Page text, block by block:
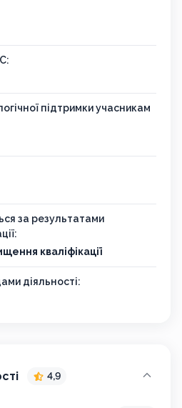
підтримки учасникам
за результатами
кваліфікації
діяльності:
4,9